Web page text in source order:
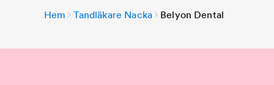
Hem Tandläkare Nacka Belyon Dental